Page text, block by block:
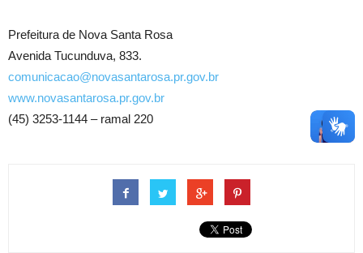
Prefeitura de Nova Santa Rosa
Avenida Tucunduva, 833.
comunicacao@novasantarosa.pr.gov.br
www.novasantarosa.pr.gov.br
(45) 3253-1144 – ramal 220